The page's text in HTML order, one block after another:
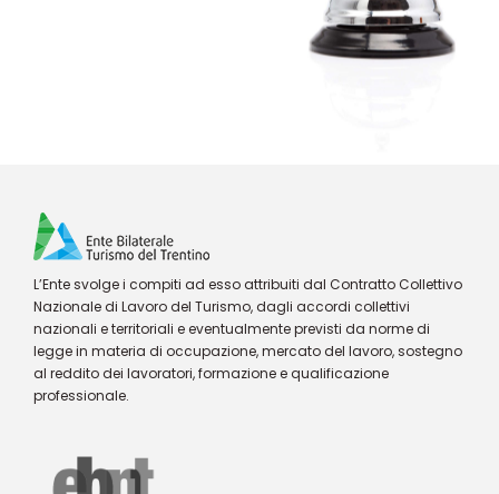
L’Ente svolge i compiti ad esso attribuiti dal Contratto Collettivo
Nazionale di Lavoro del Turismo, dagli accordi collettivi
nazionali e territoriali e eventualmente previsti da norme di
legge in materia di occupazione, mercato del lavoro, sostegno
al reddito dei lavoratori, formazione e qualificazione
professionale.